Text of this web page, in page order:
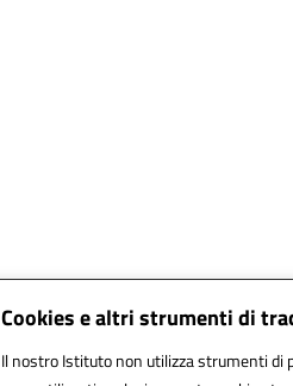
Cookies e altri strumenti di
Il nostro Istituto non utilizza strumenti di